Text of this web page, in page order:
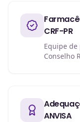
CRF-PR
Equipe
Conselho
ANVISA